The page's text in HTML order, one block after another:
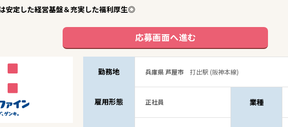
安定した経営基盤＆充実した福利厚生◎
応募画面へ進む
勤務地 兵庫県 芦屋市 打出駅 (阪神本線)
雇用形態 正社員 業種